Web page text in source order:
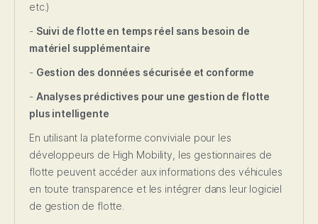
etc.)
- Suivi de flotte en temps réel sans besoin de
matériel supplémentaire
- Gestion des données sécurisée et conforme
- Analyses prédictives pour une gestion de flotte
plus intelligente
En utilisant la plateforme conviviale pour les
développeurs de High Mobility, les gestionnaires de
flotte peuvent accéder aux informations des véhicules
en toute transparence et les intégrer dans leur logiciel
de gestion de flotte.